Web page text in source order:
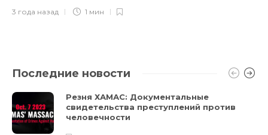
3 года назад 1 мин
Последние новости
Резня ХАМАС: Документальные
свидетельства преступлений против
человечности